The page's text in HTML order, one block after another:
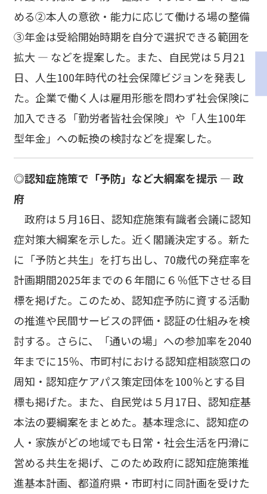
める②本人の意欲・能力に応じて働ける場の整備
③年金は受給開始時期を自分で選択できる範囲を
拡大 ― などを提案した。また、自民党は５月21
日、人生100年時代の社会保障ビジョンを発表し
た。企業で働く人は雇用形態を問わず社会保険に
加入できる「勤労者皆社会保険」や「人生100年
型年金」への転換の検討などを提案した。
◎認知症施策で「予防」など大綱案を提示 ― 政
府
政府は５月16日、認知症施策有識者会議に認知
症対策大綱案を示した。近く閣議決定する。新た
に「予防と共生」を打ち出し、70歳代の発症率を
計画期間2025年までの６年間に６％低下させる目
標を掲げた。このため、認知症予防に資する活動
の推進や民間サービスの評価・認証の仕組みを検
討する。さらに、「通いの場」への参加率を2040
年までに15％、市町村における認知症相談窓口の
周知・認知症ケアパス策定団体を100％とする目
標も掲げた。また、自民党は５月17日、認知症基
本法の要綱案をまとめた。基本理念に、認知症の
人・家族がどの地域でも日常・社会生活を円滑に
営める共生を掲げ、このため政府に認知症施策推
進基本計画、都道府県・市町村に同計画を受けた